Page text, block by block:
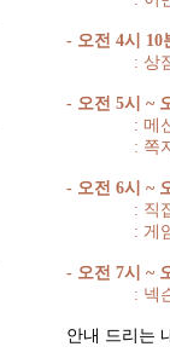
- 오전 4시 10
: 상
- 오전 5시 ~
: 메
: 쪽
- 오전 6시 ~
: 직
: 게
- 오전 7시 ~
: 넥
안내 드리는